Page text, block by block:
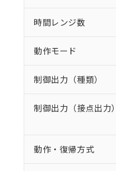
時間レンジ数
動作モード
制御出力（種類）
制御出力（接点出力）
動作・復帰方式